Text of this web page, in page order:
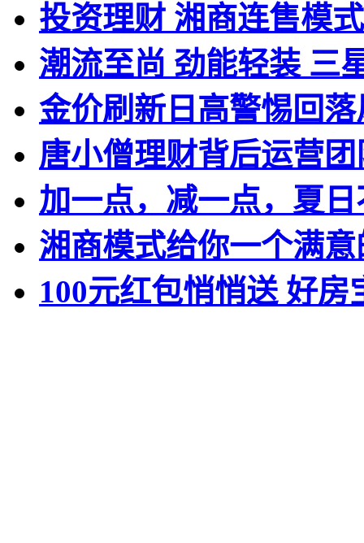
投资理财 湘商连售模
潮流至尚 劲能轻装 三
金价刷新日高警惕回
唐小僧理财背后运营
加一点，减一点，夏
湘商模式给你一个满
100元红包悄悄送 好